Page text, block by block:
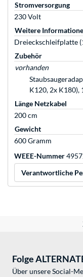
Stromversorgung
230 Volt
Weitere
Dreieckschleifplatte
Zubehör
vorhanden
K120, 2x K180),
Länge Netzkabel
200 cm
Gewicht
600 Gramm
WEEE-Nummer
Verantwortliche
Folge
Über unsere Social-